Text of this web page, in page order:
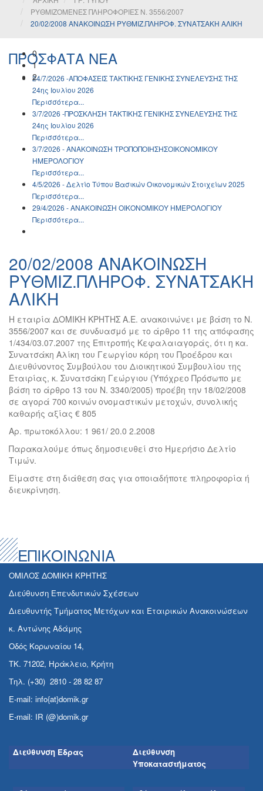
0
1
2
ΡΥΘΜΙΖΟΜΕΝΕΣ ΠΛΗΡΟΦΟΡΙΕΣ Ν. 3556/2007
20/02/2008 ΑΝΑΚΟΙΝΩΣΗ ΡΥΘΜΙΖ.ΠΛΗΡΟΦ. ΣΥΝΑΤΣΑΚΗ ΑΛΙΚΗ
ΠΡΟΣΦΑΤΑ ΝΕΑ
24/7/2026 -ΑΠΟΦΑΣΕΙΣ ΤΑΚΤΙΚΗΣ ΓΕΝΙΚΗΣ ΣΥΝΕΛΕΥΣΗΣ ΤΗΣ
24ης Ιουλίου 2026
Περισσότερα...
3/7/2026 -ΠΡΟΣΚΛΗΣΗ ΤΑΚΤΙΚΗΣ ΓΕΝΙΚΗΣ ΣΥΝΕΛΕΥΣΗΣ ΤΗΣ
24ης Ιουλίου 2026
Περισσότερα...
3/7/2026 - ΑΝΑΚΟΙΝΩΣH ΤΡΟΠΟΠΟΙΗΣΗΣΟΙΚΟΝΟΜΙΚΟΥ
ΗΜΕΡΟΛΟΓΙΟΥ
Περισσότερα...
4/5/2026 - Δελτίο Τύπου Βασικών Οικονομικών Στοιχείων 2025
Περισσότερα...
29/4/2026 - ΑΝΑΚΟΙΝΩΣH ΟΙΚΟΝΟΜΙΚΟΥ ΗΜΕΡΟΛΟΓΙΟΥ
Περισσότερα...
20/02/2008 ΑΝΑΚΟΙΝΩΣΗ
ΡΥΘΜΙΖ.ΠΛΗΡΟΦ. ΣΥΝΑΤΣΑΚΗ
ΑΛΙΚΗ
Η εταιρία ΔΟΜΙΚΗ ΚΡΗΤΗΣ Α.Ε. ανακοινώνει με βάση το Ν.
3556/2007 και σε συνδυασμό με το άρθρο 11 της απόφασης
1/434/03.07.2007 της Επιτροπής Κεφαλαιαγοράς, ότι η κα.
Συνατσάκη Αλίκη του Γεωργίου κόρη του Προέδρου και
Διευθύνοντος Συμβούλου του Διοικητικού Συμβουλίου της
Εταιρίας, κ. Συνατσάκη Γεώργιου (Υπόχρεο Πρόσωπο με
βάση το άρθρο 13 του Ν. 3340/2005) προέβη την 18/02/2008
σε αγορά 700 κοινών ονομαστικών μετοχών, συνολικής
καθαρής αξίας € 805
Αρ. πρωτοκόλλου: 1 961/ 20.0 2.2008
Παρακαλούμε όπως δημοσιευθεί στο Ημερήσιο Δελτίο
Τιμών.
Είμαστε στη διάθεση σας για οποιαδήποτε πληροφορία ή
διευκρίνηση.
ΕΠΙΚΟΙΝΩΝΙΑ
ΟΜΙΛΟΣ ΔΟΜΙΚΗ ΚΡΗΤΗΣ
Διεύθυνση Επενδυτικών Σχέσεων
Διευθυντής Τμήματος Μετόχων και Εταιρικών Ανακοινώσεων
κ. Αντώνης Αδάμης
Οδός Κορωναίου 14,
ΤΚ. 71202, Ηράκλειο, Κρήτη
Τηλ. (+30) 2810 - 28 82 87
E-mail: info{at}domik.gr
E-mail: IR (@)domik.gr
Διεύθυνση Έδρας
Διεύθυνση
Υποκαταστήματος